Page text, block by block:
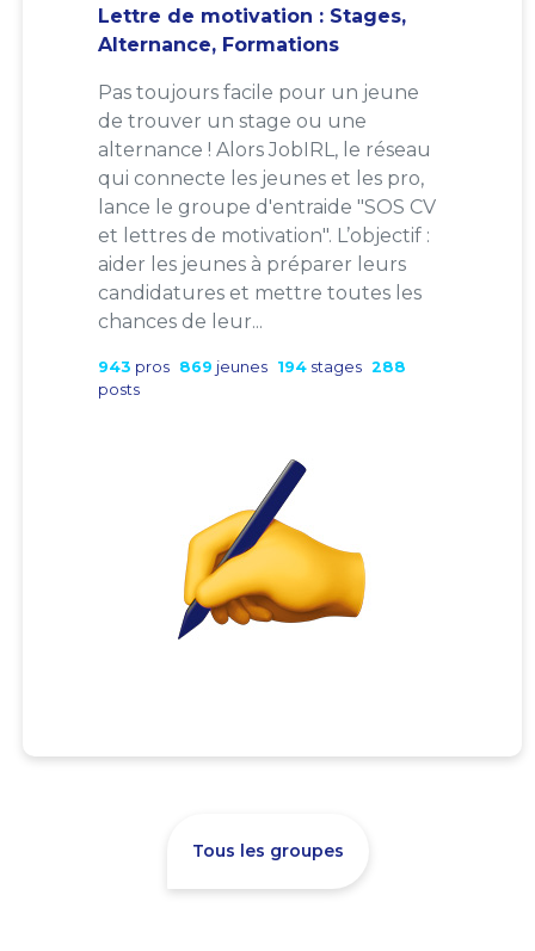
Lettre de motivation : Stages,
Alternance, Formations
Pas toujours facile pour un jeune
de trouver un stage ou une
alternance ! Alors JobIRL, le réseau
qui connecte les jeunes et les pro,
lance le groupe d'entraide "SOS CV
et lettres de motivation". L’objectif :
aider les jeunes à préparer leurs
candidatures et mettre toutes les
chances de leur...
943 pros 869 jeunes 194 stages 288
posts
Tous les groupes